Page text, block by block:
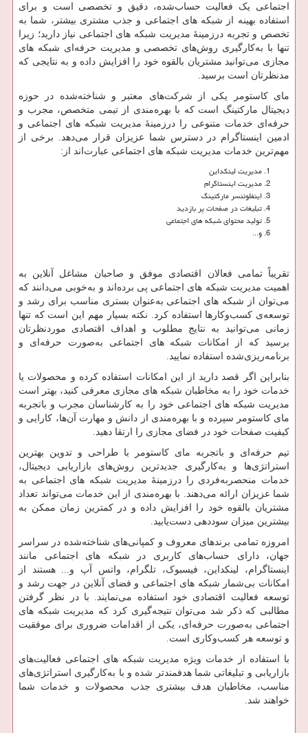
اجتماعی یک فعالیت حساب‌شده، دقیق و تخصصی است و برای
استفاده بهینه از شبکه های اجتماعی و جذب مشتری بیشتر، شما به
تخصص و تجربه درزمینهٔ مدیریت شبکه های اجتماعی نیاز دارید؛ زیرا
تنها با به‌کارگیری روش‌های تخصصی و مدیریت حرفه‌ای شبکه های
مجازی می‌توانید مشتریان بالقوه خود را افزایش داده و به نتایجی که
مدنظرتان است برسید.
مای کاستومر یکی از شرکت‌های معتبر و شناخته‌شده در حوزه
دیجیتال مارکتینگ است که با بهره‌مندی از تیمی متخصص، مجرب و
حرفه‌ای خدمات متنوعی را درزمینهٔ مدیریت شبکه های اجتماعی و
ادمین اینستاگرام در دسترس شما عزیزان قرار می‌دهد. برخی از
مهم‌ترین خدمات مدیریت شبکه های اجتماعی عبارت‌اند از:
مدیریت لینکداین
مدیریت اینستاگرام
اینفلوئنسر مارکتینگ
تبلیغات در صفحات پر بازدید
تولید محتوای شبکه های اجتماعی
و...
تقریباً تمامی فعالان اقتصادی موفق و صاحبان مشاغل آنلاین به
اهمیت مدیریت شبکه های اجتماعی پی برده‌اند و به‌خوبی می‌دانند که
می‌توان از شبکه های اجتماعی به‌عنوان بستری مناسب برای رشد و
توسعه‌ی کسب‌وکارها استفاده کرد. نکته بسیار مهم این است که تنها
زمانی می‌توانید به نتایج مطلوب و اهداف اقتصادی موردنظرتان
برسید که از امکانات شبکه های اجتماعی به‌صورت حرفه‌ای و
برنامه‌ریزی‌شده استفاده نمایید.
بنابراین اگر قصد دارید از این امکانات استفاده کرده و محصولات یا
خدمات خود را به مخاطبان شبکه های مجازی معرفی کنید، بهتر است
مدیریت شبکه های اجتماعی خود را به کارشناسان مجرب و باتجربه
مای کاستومر سپرده و با بهره‌مندی از دانش و مهارت آن‌ها، کارایی و
کیفیت صفحات خود در فضای مجازی را ارتقا دهید.
تیم حرفه‌ای و باتجربه مای کاستومر با طراحی و تدوین بهترین
استراتژی‌ها و به‌کارگیری جدیدترین روش‌های بازاریابی دیجیتال،
خدمات منحصربه‌فردی را درزمینهٔ مدیریت شبکه های اجتماعی به
شما عزیزان ارائه می‌دهند. با بهره‌مندی از این خدمات می‌تواند تعداد
مشتریان بالقوه خود را افزایش داده و در کمترین زمان ممکن به
بیشترین میزان سوددهی دست‌یابید.
امروزه تمامی برندهای معروف و کمپانی‌های شناخته‌شده در سراسر
جهان، دارای حساب‌های کاربری در شبکه های اجتماعی مانند
اینستاگرام، لینکداین، فیسبوک، تلگرام، واتس آپ و... هستند از
امکانات بی‌شمار شبکه های اجتماعی و فضای آنلاین در جهت رشد و
توسعه فعالیت اقتصادی خود استفاده می‌نمایند. با در نظر گرفتن
مطالبی که ذکر شد می‌توان نتیجه‌گیری کرد که مدیریت شبکه های
اجتماعی به‌صورت حرفه‌ای، یکی از اقدامات ضروری برای موفقیت
و توسعه هر کسب‌وکاری است.
با استفاده از خدمات ویژه مدیریت شبکه های اجتماعی فعالیت‌های
بازاریابی و تبلیغاتی شما هدفمندتر شده و با به‌کارگیری استراتژی‌های
مناسب، مخاطبان هدف بیشتری جذب محصولات و خدمات شما
خواهند شد.